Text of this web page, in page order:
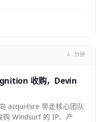
4 分钟
收购，Devin
acqui-hire 带走核心团队
购 Windsurf 的 IP、产